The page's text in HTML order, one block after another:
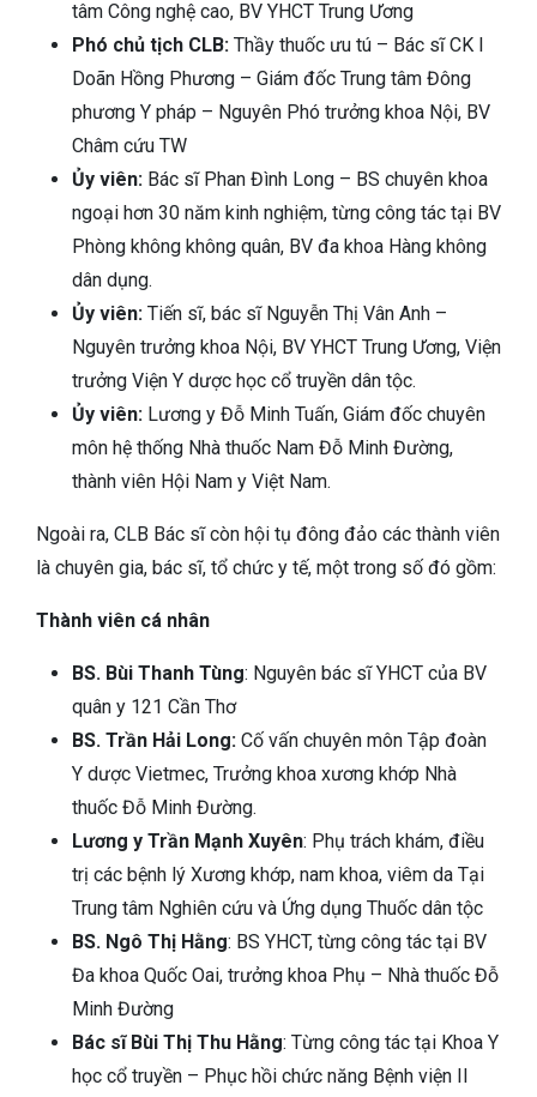
tâm Công nghệ cao, BV YHCT Trung Ương
Phó chủ tịch CLB: Thầy thuốc ưu tú – Bác sĩ CK I
Doãn Hồng Phương – Giám đốc Trung tâm Đông
phương Y pháp – Nguyên Phó trưởng khoa Nội, BV
Châm cứu TW
Ủy viên: Bác sĩ Phan Đình Long – BS chuyên khoa
ngoại hơn 30 năm kinh nghiệm, từng công tác tại BV
Phòng không không quân, BV đa khoa Hàng không
dân dụng.
Ủy viên: Tiến sĩ, bác sĩ Nguyễn Thị Vân Anh –
Nguyên trưởng khoa Nội, BV YHCT Trung Ương, Viện
trưởng Viện Y dược học cổ truyền dân tộc.
Ủy viên: Lương y Đỗ Minh Tuấn, Giám đốc chuyên
môn hệ thống Nhà thuốc Nam Đỗ Minh Đường,
thành viên Hội Nam y Việt Nam.
Ngoài ra, CLB Bác sĩ còn hội tụ đông đảo các thành viên
là chuyên gia, bác sĩ, tổ chức y tế, một trong số đó gồm:
Thành viên cá nhân
BS. Bùi Thanh Tùng: Nguyên bác sĩ YHCT của BV
quân y 121 Cần Thơ
BS. Trần Hải Long: Cố vấn chuyên môn Tập đoàn
Y dược Vietmec, Trưởng khoa xương khớp Nhà
thuốc Đỗ Minh Đường.
Lương y Trần Mạnh Xuyên: Phụ trách khám, điều
trị các bệnh lý Xương khớp, nam khoa, viêm da Tại
Trung tâm Nghiên cứu và Ứng dụng Thuốc dân tộc
BS. Ngô Thị Hằng: BS YHCT, từng công tác tại BV
Đa khoa Quốc Oai, trưởng khoa Phụ – Nhà thuốc Đỗ
Minh Đường
Bác sĩ Bùi Thị Thu Hằng: Từng công tác tại Khoa Y
học cổ truyền – Phục hồi chức năng Bệnh viện II